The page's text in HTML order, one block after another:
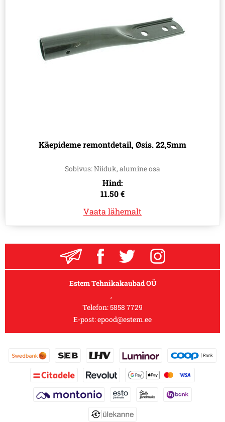
Käepideme remontdetail, Øsis. 22,5mm
Sobivus: Niiduk, alumine osa
Hind:
11.50 €
Vaata lähemalt
Estem Tehnikakaubad OÜ
,
Telefon:5858 7729
E-post:epood@estem.ee